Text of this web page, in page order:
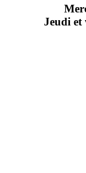
Jeudi et